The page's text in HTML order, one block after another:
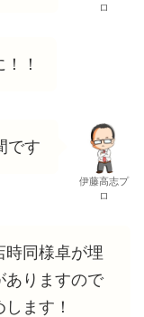
ロ
！
です
伊藤高志プ
ロ
時同様卓が埋
ありますので
ます！